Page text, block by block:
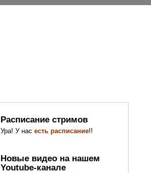
Расписание стримов
Ура! У насесть расписание!!
Новые видео на нашем
Youtube-канале